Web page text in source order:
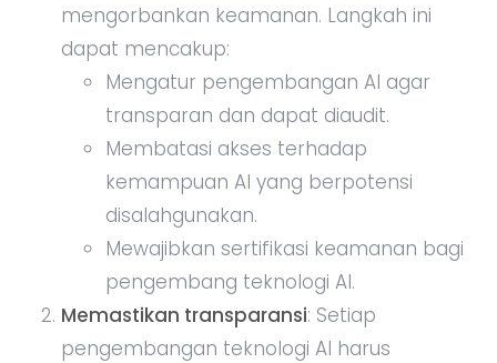
mengorbankan keamanan. Langkah ini
dapat mencakup:
Mengatur pengembangan AI agar
transparan dan dapat diaudit.
Membatasi akses terhadap
kemampuan AI yang berpotensi
disalahgunakan.
Mewajibkan sertifikasi keamanan bagi
pengembang teknologi AI.
Memastikan transparansi: Setiap
pengembangan teknologi AI harus